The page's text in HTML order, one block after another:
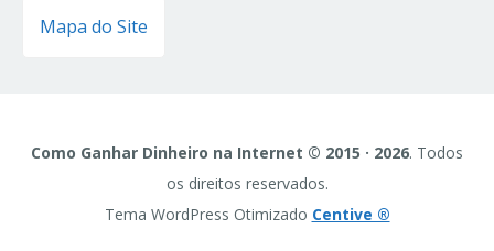
Mapa do Site
Como Ganhar Dinheiro na Internet © 2015 · 2026. Todos
os direitos reservados.
Tema WordPress Otimizado Centive ®